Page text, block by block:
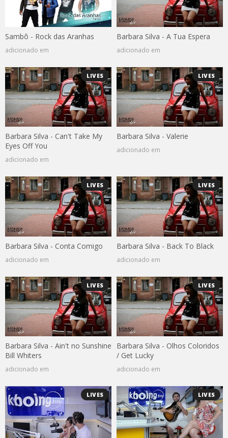
Sambô - Rock das Aranhas
adicionado em
Barbara Silva - A Tua Espera
adicionado em
LIVES
Barbara Silva - Can't Take My
Eyes Off You
adicionado em
LIVES
Barbara Silva - Valerie
adicionado em
LIVES
Barbara Silva - Conta Comigo
adicionado em
LIVES
Barbara Silva - Back To Black
adicionado em
LIVES
Barbara Silva - Ain't no Sunshine
Bill Whiters
adicionado em
LIVES
Barbara Silva - Olhos Coloridos
/ Get Lucky
adicionado em
LIVES LIVES